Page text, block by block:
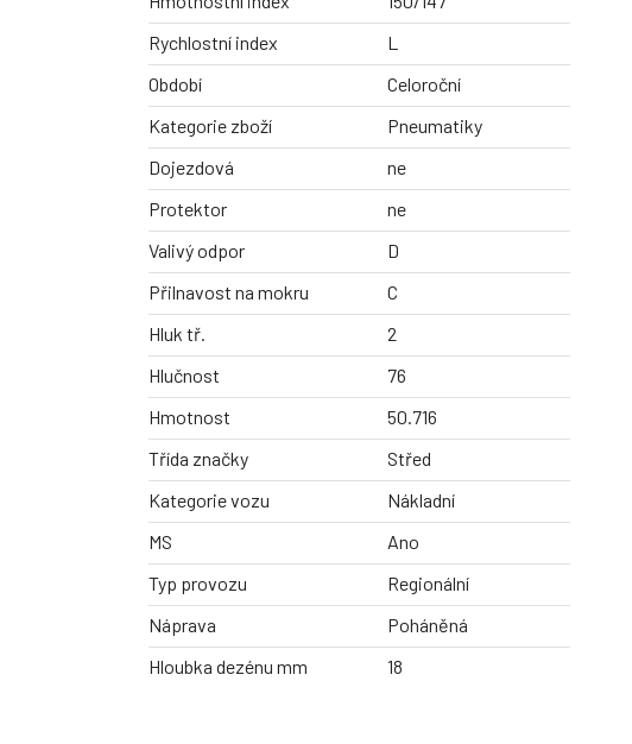
Rychlostní index
L
Období
Celoroční
Kategorie zboží
Pneumatiky
Dojezdová
ne
Protektor
ne
Valivý odpor
D
Přilnavost na mokru
C
Hluk tř.
2
Hlučnost
76
Hmotnost
50.716
Třída značky
Střed
Kategorie vozu
Nákladní
MS
Ano
Typ provozu
Regionální
Náprava
Poháněná
Hloubka dezénu mm
18